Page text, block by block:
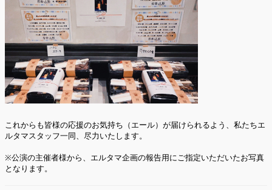
これからも皆様の応援のお気持ち（エール）が届けられるよう、私たちエ
ルタマスタッフ一同、尽力いたします。
※公演の主催者様から、エルタマ企画の報告用にご指定いただいたお写真
となります。